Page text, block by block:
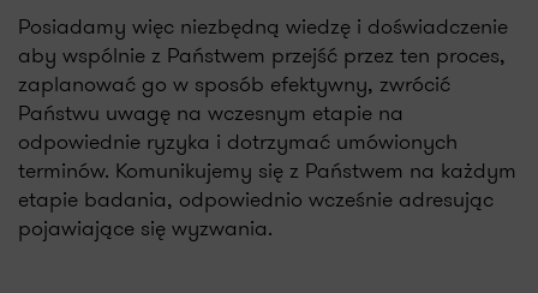
Posiadamy więc niezbędną wiedzę i doświadczenie
aby wspólnie z Państwem przejść przez ten proces,
zaplanować go w sposób efektywny, zwrócić
Państwu uwagę na wczesnym etapie na
odpowiednie ryzyka i dotrzymać umówionych
terminów. Komunikujemy się z Państwem na każdym
etapie badania, odpowiednio wcześnie adresując
pojawiające się wyzwania.